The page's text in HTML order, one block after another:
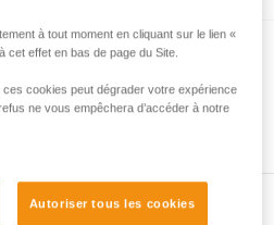
KIT
réversible avec kit de
JAG SYSTEM et descendeur I’D
à tout moment en cliquant sur le lien «
cet effet en bas de page du Site.
cookies peut dégrader votre expérience
ne vous empêchera d’accéder à notre
Autoriser tous les cookies